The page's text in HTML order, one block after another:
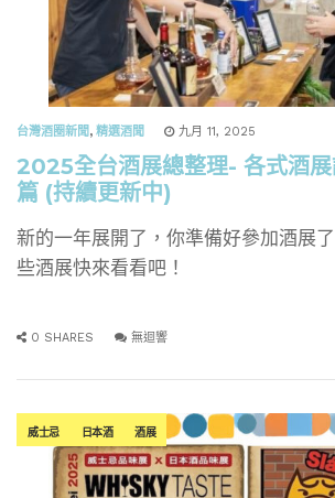
台灣酒圈新聞, 精選酒聞 九月 11, 2025
2025全台酒展總整理- 各式酒
篇 (持續更新中)
新的一年展開了，你準備好參加酒展
些酒展快來看看吧！
0 SHARES 無迴響
威士忌 日本酒 酒展